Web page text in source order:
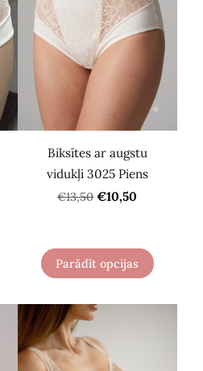
Biksītes ar augstu
vidukļi 3025 Piens
€13,50 €10,50
Parādīt opcijas